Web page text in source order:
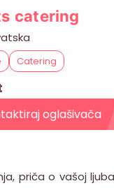
catering
Catering
oglašivača
priča o vašoj